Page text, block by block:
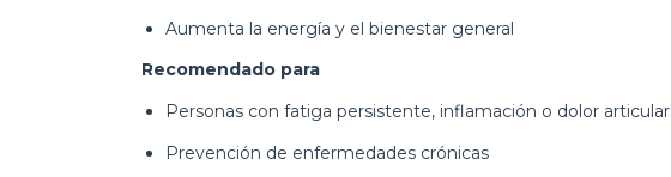
Aumenta la energía y el bienestar general
Recomendado para
Personas con fatiga persistente, inflamación o dolor articular
Prevención de enfermedades crónicas